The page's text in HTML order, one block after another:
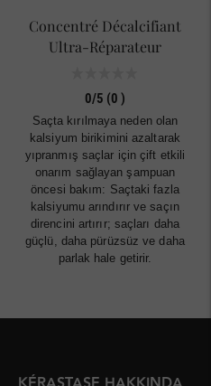
Concentré Décalcifiant
Ultra-Réparateur
0/5 (0 )
Saçta kırılmaya neden olan
kalsiyum birikimini azaltarak
yıpranmış saçlar için çift etkili
onarım sağlayan şampuan
öncesi bakım: Saçtaki fazla
kalsiyumu arındırır ve saçın
direncini artırır; saçları daha
güçlü, daha pürüzsüz ve daha
parlak hale getirir.